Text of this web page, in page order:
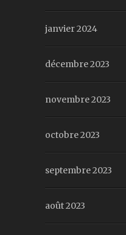
janvier 2024
décembre 2023
novembre 2023
octobre 2023
septembre 2023
août 2023